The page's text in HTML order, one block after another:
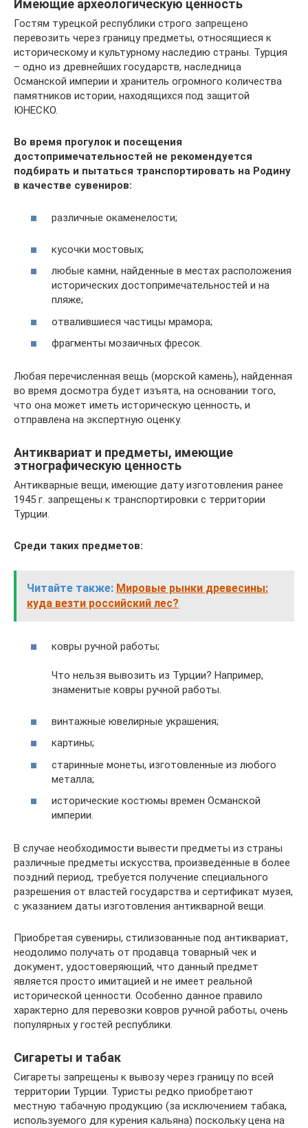
Имеющие археологическую ценность
Гостям турецкой республики строго запрещено
перевозить через границу предметы, относящиеся к
историческому и культурному наследию страны. Турция
– одно из древнейших государств, наследница
Османской империи и хранитель огромного количества
памятников истории, находящихся под защитой
ЮНЕСКО.
Во время прогулок и посещения
достопримечательностей не рекомендуется
подбирать и пытаться транспортировать на Родину
в качестве сувениров:
различные окаменелости;
кусочки мостовых;
любые камни, найденные в местах расположения
исторических достопримечательностей и на
пляже;
отвалившиеся частицы мрамора;
фрагменты мозаичных фресок.
Любая перечисленная вещь (морской камень), найденная
во время досмотра будет изъята, на основании того,
что она может иметь историческую ценность, и
отправлена на экспертную оценку.
Антиквариат и предметы, имеющие
этнографическую ценность
Антикварные вещи, имеющие дату изготовления ранее
1945 г. запрещены к транспортировки с территории
Турции.
Среди таких предметов:
Читайте также: Мировые рынки древесины:
куда везти российский лес?
ковры ручной работы;
Что нельзя вывозить из Турции? Например,
знаменитые ковры ручной работы.
винтажные ювелирные украшения;
картины;
старинные монеты, изготовленные из любого
металла;
исторические костюмы времен Османской
империи.
В случае необходимости вывести предметы из страны
различные предметы искусства, произведённые в более
поздний период, требуется получение специального
разрешения от властей государства и сертификат музея,
с указанием даты изготовления антикварной вещи.
Приобретая сувениры, стилизованные под антиквариат,
неодолимо получать от продавца товарный чек и
документ, удостоверяющий, что данный предмет
является просто имитацией и не имеет реальной
исторической ценности. Особенно данное правило
характерно для перевозки ковров ручной работы, очень
популярных у гостей республики.
Сигареты и табак
Сигареты запрещены к вывозу через границу по всей
территории Турции. Туристы редко приобретают
местную табачную продукцию (за исключением табака,
используемого для курения кальяна) поскольку цена на